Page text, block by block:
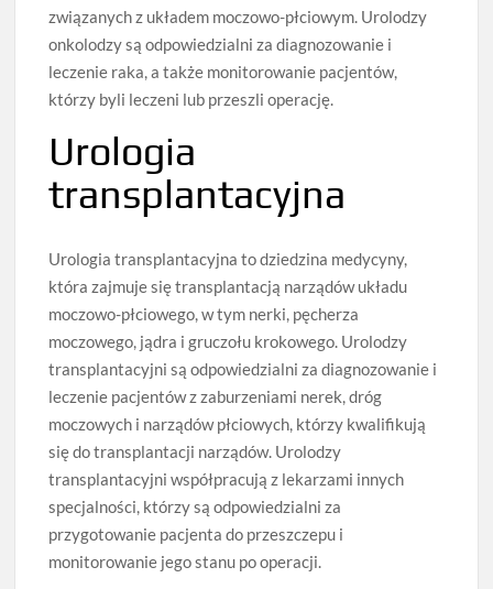
związanych z układem moczowo-płciowym. Urolodzy
onkolodzy są odpowiedzialni za diagnozowanie i
leczenie raka, a także monitorowanie pacjentów,
którzy byli leczeni lub przeszli operację.
Urologia
transplantacyjna
Urologia transplantacyjna to dziedzina medycyny,
która zajmuje się transplantacją narządów układu
moczowo-płciowego, w tym nerki, pęcherza
moczowego, jądra i gruczołu krokowego. Urolodzy
transplantacyjni są odpowiedzialni za diagnozowanie i
leczenie pacjentów z zaburzeniami nerek, dróg
moczowych i narządów płciowych, którzy kwalifikują
się do transplantacji narządów. Urolodzy
transplantacyjni współpracują z lekarzami innych
specjalności, którzy są odpowiedzialni za
przygotowanie pacjenta do przeszczepu i
monitorowanie jego stanu po operacji.